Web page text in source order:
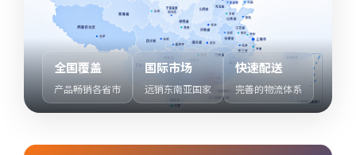
全国覆盖
产品畅销各省市
国际市场
远销东南亚国家
快速配送
完善的物流体系